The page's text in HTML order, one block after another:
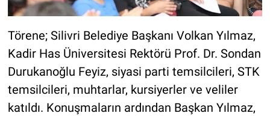
Törene; Silivri Belediye Başkanı Volkan Yılmaz,
Kadir Has Üniversitesi Rektörü Prof. Dr. Sondan
Durukanoğlu Feyiz, siyasi parti temsilcileri, STK
temsilcileri, muhtarlar, kursiyerler ve veliler
katıldı. Konuşmaların ardından Başkan Yılmaz,